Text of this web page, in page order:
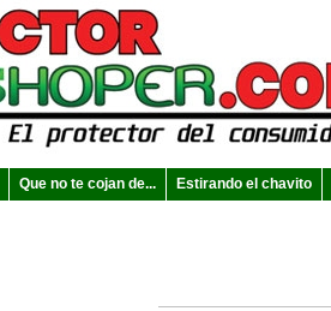
Que no te cojan de... Estirando el chavito